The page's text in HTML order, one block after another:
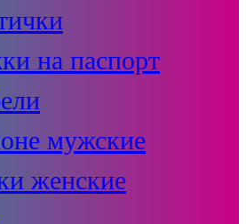
на паспорт
мужские
женские